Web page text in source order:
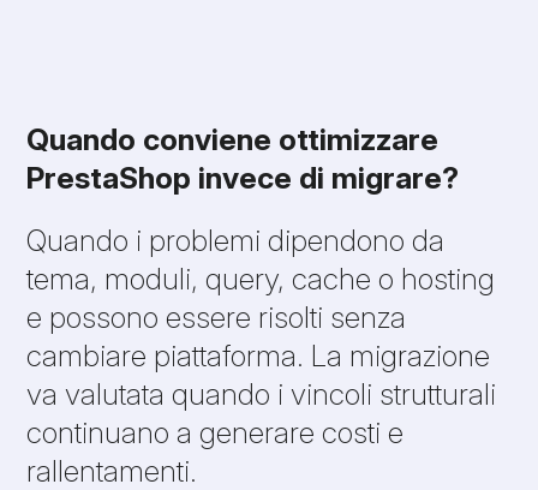
Quando conviene ottimizzare
PrestaShop invece di migrare?
Quando i problemi dipendono da
tema, moduli, query, cache o hosting
e possono essere risolti senza
cambiare piattaforma. La migrazione
va valutata quando i vincoli strutturali
continuano a generare costi e
rallentamenti.